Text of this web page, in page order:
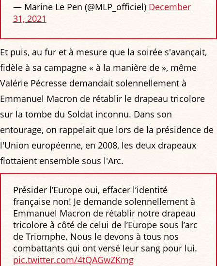
— Marine Le Pen (@MLP_officiel) December
31, 2021
Et puis, au fur et à mesure que la soirée s'avançait,
fidèle à sa campagne « à la manière de », même
Valérie Pécresse demandait solennellement à
Emmanuel Macron de rétablir le drapeau tricolore
sur la tombe du Soldat inconnu. Dans son
entourage, on rappelait que lors de la présidence de
l'Union européenne, en 2008, les deux drapeaux
flottaient ensemble sous l'Arc.
Présider l’Europe oui, effacer l’identité
française non! Je demande solennellement à
Emmanuel Macron de rétablir notre drapeau
tricolore à côté de celui de l’Europe sous l’arc
de Triomphe. Nous le devons à tous nos
combattants qui ont versé leur sang pour lui.
pic.twitter.com/4tQAGwZKmg